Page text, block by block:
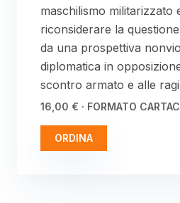
maschilismo militarizzato
riconsiderare la
da una prospettiva
diplomatica in
scontro armato e alle
16,00 € · FORMATO
ORDINA